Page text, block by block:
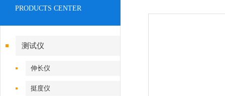
PRODUCTS CENTER
测试仪
伸长仪
挺度仪